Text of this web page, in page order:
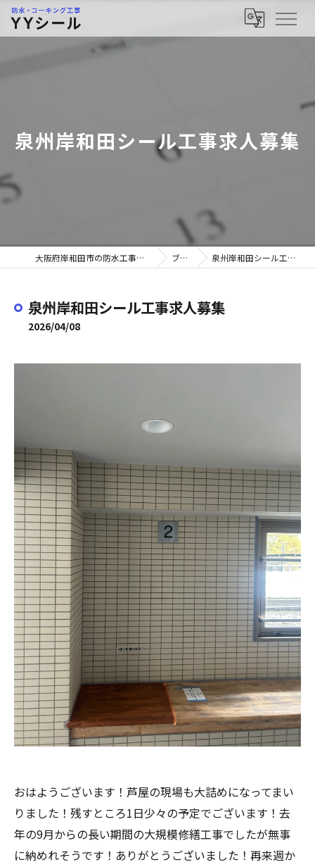
泉州岸和田シール工事求人募集
大阪府岸和田市の防水工事ならYYシール ブログ 泉州岸和田シール工事求人募集
泉州岸和田シール工事求人募集
2026/04/08
おはようございます！芦屋の現場も大詰めになってまい
りました！残すところ1日少々の予定でございます！去
年の9月からの長い期間の大規模修繕工事でしたが無事
に納めれそうです！ありがとうございました！再来週か